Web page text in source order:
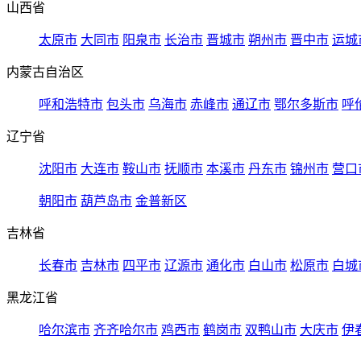
山西省
太原市 大同市 阳泉市 长治市 晋城市 朔州市 晋中市 运城
内蒙古自治区
呼和浩特市 包头市 乌海市 赤峰市 通辽市 鄂尔多斯市 呼
辽宁省
沈阳市 大连市 鞍山市 抚顺市 本溪市 丹东市 锦州市 营口
朝阳市 葫芦岛市 金普新区
吉林省
长春市 吉林市 四平市 辽源市 通化市 白山市 松原市 白城
黑龙江省
哈尔滨市 齐齐哈尔市 鸡西市 鹤岗市 双鸭山市 大庆市 伊